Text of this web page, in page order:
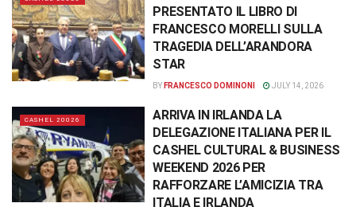
PRESENTATO IL LIBRO DI
FRANCESCO MORELLI SULLA
TRAGEDIA DELL’ARANDORA
STAR
BY FRANCESCO DOMINONI JULY 14, 2026
CASHEL 20026
ARRIVA IN IRLANDA LA
DELEGAZIONE ITALIANA PER IL
CASHEL CULTURAL & BUSINESS
WEEKEND 2026 PER
RAFFORZARE L’AMICIZIA TRA
ITALIA E IRLANDA